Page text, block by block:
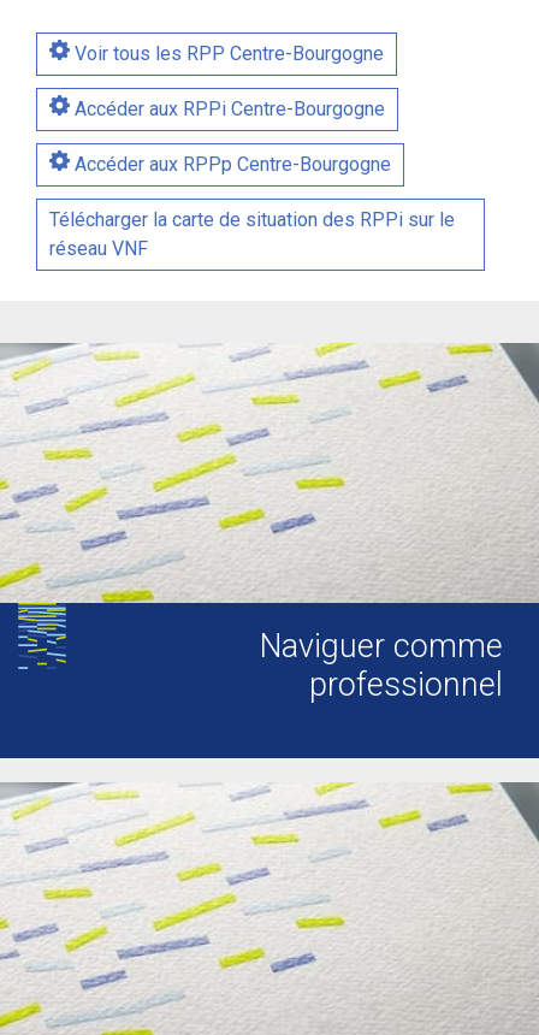
Voir tous les RPP Centre-Bourgogne
Accéder aux RPPi Centre-Bourgogne
Accéder aux RPPp Centre-Bourgogne
Télécharger la carte de situation des RPPi sur le
réseau VNF
Naviguer comme
professionnel